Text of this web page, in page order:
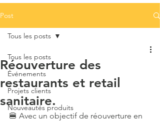
Post
Tous les posts
Événements
Projets clients
Nouveautés produits
Tous les posts
Réouverture des
restaurants et retail
sanitaire.
🍔 Avec un objectif de réouverture en